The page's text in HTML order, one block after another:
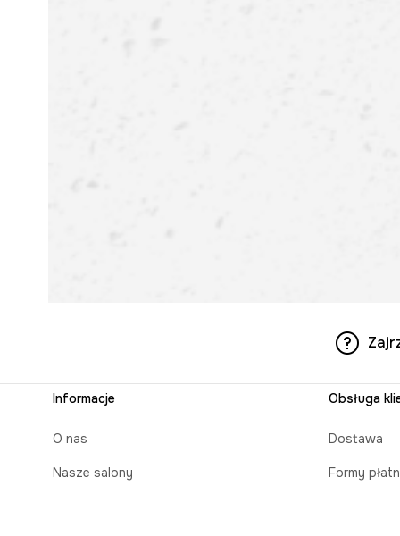
Informacje
O nas
Nasze salony
Obsługa
Dostawa
Formy